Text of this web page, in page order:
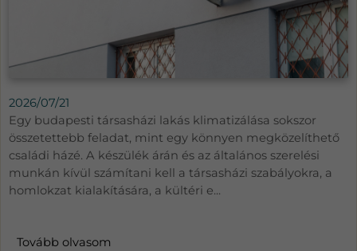
2026/07/21
Egy budapesti társasházi lakás klimatizálása sokszor
összetettebb feladat, mint egy könnyen megközelíthető
családi házé. A készülék árán és az általános szerelési
munkán kívül számítani kell a társasházi szabályokra, a
homlokzat kialakítására, a kültéri e...
Tovább olvasom